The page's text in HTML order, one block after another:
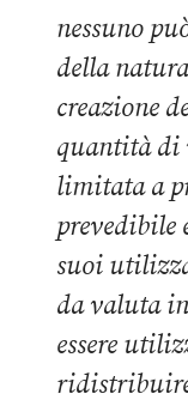
nessuno
della
creazione
quantità di
limitata a
suoi
da valuta
essere